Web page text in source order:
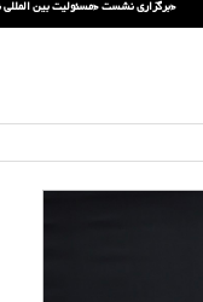
برگزاری نشست «مسئولیت بین المللی ناشی از جنگ رمضان» و سرود ملی